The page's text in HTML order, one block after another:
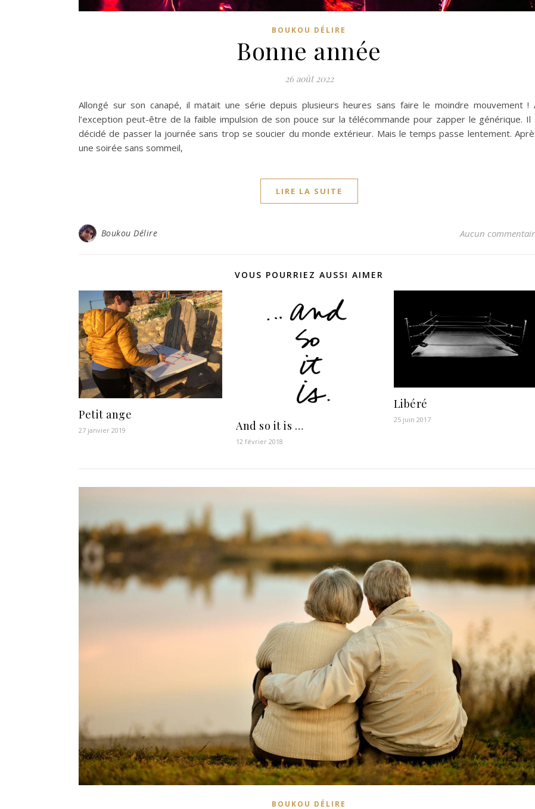
BOUKOU DÉLIRE
Bonne année
26 août 2022
Allongé sur son canapé, il matait une série depuis plusieurs heures sans faire le moindre mouvement !
l’exception peut-être de la faible impulsion de son pouce sur la télécommande pour zapper le générique. Il
décidé de passer la journée sans trop se soucier du monde extérieur. Mais le temps passe lentement.
une soirée sans sommeil,
LIRE LA SUITE
Boukou Délire Aucun
VOUS POURRIEZ AUSSI AIMER
Petit ange
27 janvier 2019 And so it is …
12 février 2018
Libéré
25 juin 2017
BOUKOU DÉLIRE